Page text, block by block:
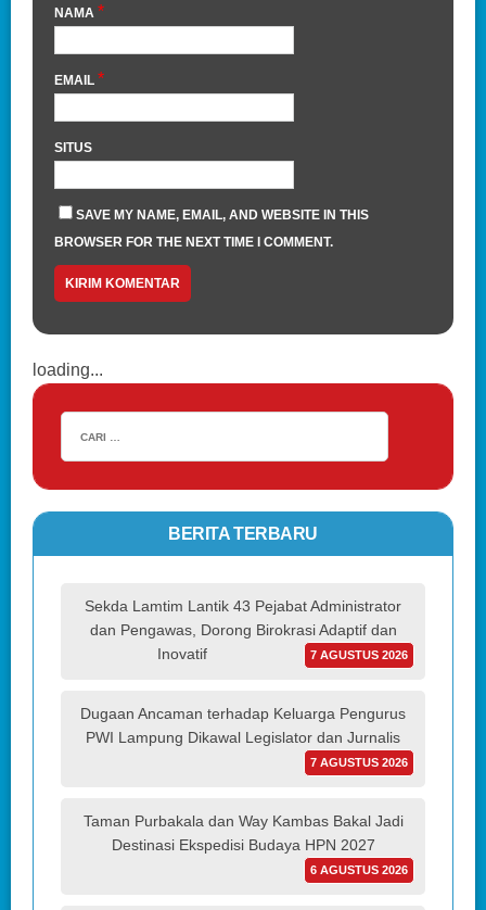
NAMA *
EMAIL *
SITUS
SAVE MY NAME, EMAIL, AND WEBSITE IN THIS
BROWSER FOR THE NEXT TIME I COMMENT.
loading...
BERITA TERBARU
Sekda Lamtim Lantik 43 Pejabat Administrator
dan Pengawas, Dorong Birokrasi Adaptif dan
Inovatif
7 AGUSTUS 2026
Dugaan Ancaman terhadap Keluarga Pengurus
PWI Lampung Dikawal Legislator dan Jurnalis
7 AGUSTUS 2026
Taman Purbakala dan Way Kambas Bakal Jadi
Destinasi Ekspedisi Budaya HPN 2027
6 AGUSTUS 2026